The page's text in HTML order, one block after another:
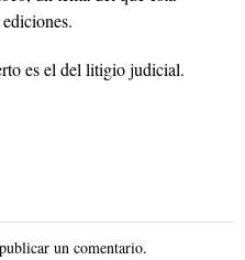
es el del litigio judicial.
un comentario.